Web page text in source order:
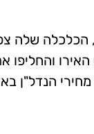
שלה
והחליפו
הנדל"ן